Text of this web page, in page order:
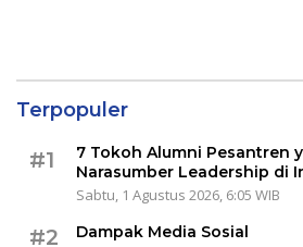
Terpopuler
#1
7 Tokoh Alumni Pesantren
Narasumber Leadership di
Sabtu, 1 Agustus 2026, 6:05 WIB
#2
Dampak Media Sosial